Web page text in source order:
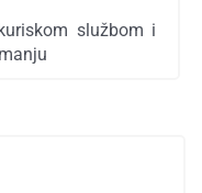
službom i